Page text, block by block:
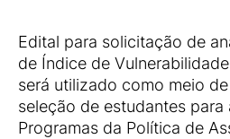
Edital para solicitação de
de Índice de
será utilizado como meio
seleção de estudantes
Programas da Política de